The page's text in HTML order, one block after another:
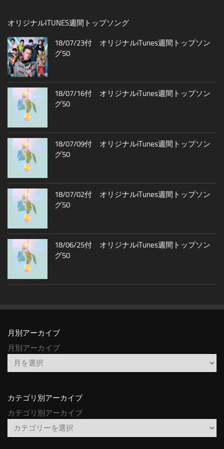
オリジナルITUNES週間トップソング
18/07/23付 オリジナルiTunes週間トップソン
グ50
18/07/16付 オリジナルiTunes週間トップソン
グ50
18/07/09付 オリジナルiTunes週間トップソン
グ50
18/07/02付 オリジナルiTunes週間トップソン
グ50
18/06/25付 オリジナルiTunes週間トップソン
グ50
月別アーカイブ
月別アーカイブ
カテゴリ別アーカイブ
カテゴリ別アーカイブ